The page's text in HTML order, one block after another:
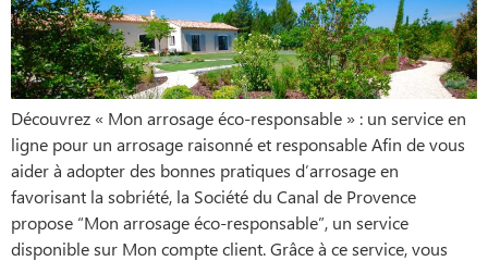
Découvrez « Mon arrosage éco-responsable » : un service en
ligne pour un arrosage raisonné et responsable Afin de vous
aider à adopter des bonnes pratiques d’arrosage en
favorisant la sobriété, la Société du Canal de Provence
propose “Mon arrosage éco-responsable”, un service
disponible sur Mon compte client. Grâce à ce service, vous